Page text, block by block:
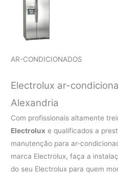
AR-CONDICIONADOS
Electrolux ar-
Alexandria
Com profissionais altamente
Electrolux e qualificados a
manutenção para ar-
marca Electrolux, faça a
do seu Electrolux para quem